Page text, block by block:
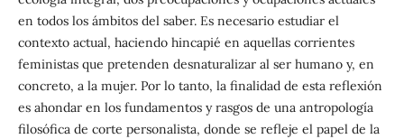
en todos los ámbitos del saber. Es necesario estudiar el
contexto actual, haciendo hincapié en aquellas corrientes
feministas que pretenden desnaturalizar al ser humano y, en
concreto, a la mujer. Por lo tanto, la finalidad de esta reflexión
es ahondar en los fundamentos y rasgos de una antropología
filosófica de corte personalista, donde se refleje el papel de la